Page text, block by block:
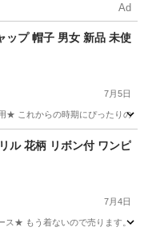
Ad
プ 帽子 男女 新品 未使
7月5日
★ これからの時期にぴったりの
ル 花柄 リボン付 ワンピ
7月4日
★ もう着ないので売ります。